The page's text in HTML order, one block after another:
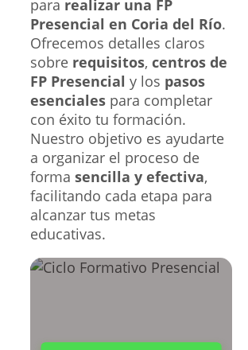
para realizar una FP
Presencial en Coria del Río.
Ofrecemos detalles claros
sobre requisitos, centros de
FP Presencial y los pasos
esenciales para completar
con éxito tu formación.
Nuestro objetivo es ayudarte
a organizar el proceso de
forma sencilla y efectiva,
facilitando cada etapa para
alcanzar tus metas
educativas.